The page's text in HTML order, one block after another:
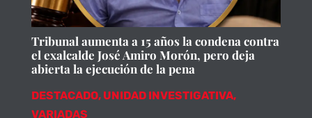
Tribunal aumenta a 15 años la condena contra
el exalcalde José Amiro Morón, pero deja
abierta la ejecución de la pena
DESTACADO, UNIDAD INVESTIGATIVA,
VARIADAS